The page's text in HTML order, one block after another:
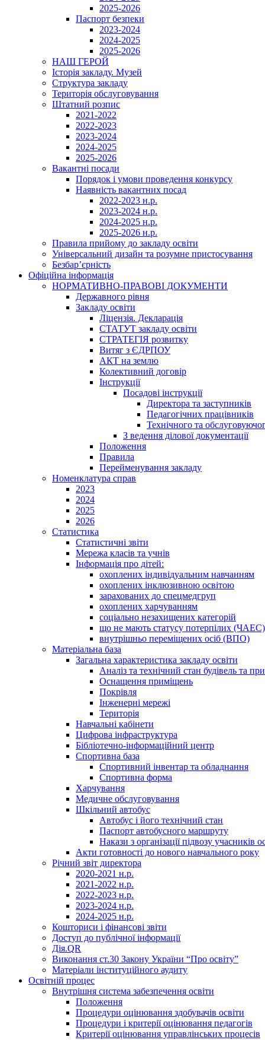
2025-2026
Паспорт безпеки
2023-2024
2024-2025
2025-2026
НАШ ГЕРОЙ
Історія закладу. Музей
Структура закладу
Територія обслуговування
Штатний розпис
2021-2022
2022-2023
2023-2024
2024-2025
2025-2026
Вакантні посади
Порядок і умови проведення конкурсу
Наявність вакантних посад
2022-2023 н.р.
2023-2024 н.р.
2024-2025 н.р.
2025-2026 н.р.
Правила прийому до закладу освіти
Універсальний дизайн та розумне пристосування
Безбар’єрність
Офіційна інформація
НОРМАТИВНО-ПРАВОВІ ДОКУМЕНТИ
Державного рівня
Закладу освіти
Ліцензія. Декларація
СТАТУТ закладу освіти
СТРАТЕГІЯ розвитку
Витяг з ЄДРПОУ
АКТ на землю
Колективний договір
Інструкції
Посадові інструкції
Директора та заступників
Педагогічних працівників
Технічного та
З ведення ділової документації
Положення
Правила
Перейменування закладу
Номенклатура справ
2023
2024
2025
2026
Статистика
Статистичні звіти
Мережа класів та учнів
Інформація про дітей:
охоплених індивідуальним навчанням
охоплених інклюзивною освітою
зарахованих до спецмедгруп
охоплених харчуванням
соціально незахищених категорій
що не мають статусу потерпілих (ЧАЕС)
внутрішньо переміщених осіб (ВПО)
Матеріальна база
Загальна характеристика закладу освіти
Аналіз та технічний стан будівель та
Оснащення приміщень
Покрівля
Інженерні мережі
Територія
Навчальні кабінети
Цифрова інфраструктура
Бібліотечно-інформаційний центр
Спортивна база
Спортивний інвентар та обладнання
Спортивна форма
Харчування
Медичне обслуговування
Шкільний автобус
Автобус і його технічний стан
Паспорт автобусного маршруту
Накази з організації підвозу учасників
Акти готовності до нового навчального року
Річний звіт директора
2020-2021 н.р.
2021-2022 н.р.
2022-2023 н.р.
2023-2024 н.р.
2024-2025 н.р.
Кошториси і фінансові звіти
Доступ до публічної інформації
Дія.QR
Виконання ст.30 Закону України “Про освіту”
Матеріали інституційного аудиту
Освітній процес
Внутрішня система забезпечення освіти
Положення
Процедури оцінювання здобувачів освіти
Процедури і критерії оцінювання педагогів
Критерії оцінювання управлінських процесів